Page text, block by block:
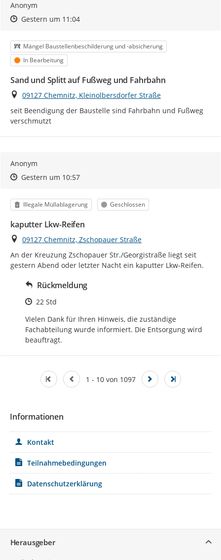
Anonym
Zeitpunkt des Erstellens
Zeitpunkt des Erstellens
Gestern um 11:04Zur Äußerung
Kategorie
Mängel Baustellenbeschilderung und -absicherung
Status
In Bearbeitung
Sand und Splitt auf Fußweg und Fahrbahn
Ort
09127 Chemnitz, Kleinolbersdorfer Straße
seit Beendigung der Baustelle sind Fahrbahn und Fußweg
verschmutzt
Anonym
Zeitpunkt des Erstellens
Zeitpunkt des Erstellens
Gestern um 10:57Zur Äußerung
Kategorie
Illegale Müllablagerung Status
Geschlossen
kaputter Lkw-Reifen
Ort
09127 Chemnitz, Zschopauer Straße
An der Kreuzung Zschopauer Str./Georgistraße liegt seit
gestern Abend oder letzter Nacht ein kaputter Lkw-Reifen.
Rückmeldung
Zeitpunkt des Erstellens
22 Std
Vielen Dank für Ihren Hinweis, die zuständige
Fachabteilung wurde informiert. Die Entsorgung wird
beauftragt.
1 - 10 von 1097
Informationen
Kontakt
Teilnahmebedingungen
Datenschutzerklärung
Herausgeber